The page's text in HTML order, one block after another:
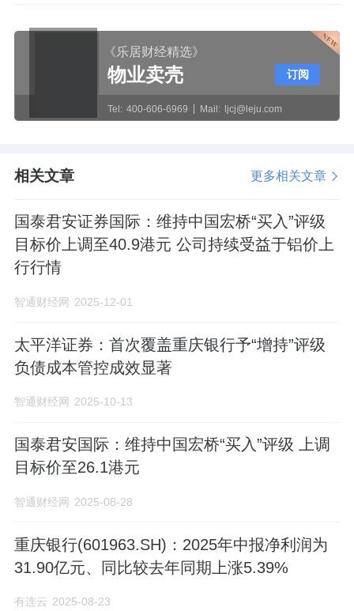
《乐居财经精选》
物业卖壳
Tel: 400-606-6969 Mail: ljcj@leju.com
订阅
相关文章 更多相关文章
国泰君安证券国际：维持中国宏桥“买入”评级
目标价上调至40.9港元 公司持续受益于铝价上
行行情
智通财经网 2025-12-01
太平洋证券：首次覆盖重庆银行予“增持”评级
负债成本管控成效显著
智通财经网 2025-10-13
国泰君安国际：维持中国宏桥“买入”评级 上调
目标价至26.1港元
智通财经网 2025-08-28
重庆银行(601963.SH)：2025年中报净利润为
31.90亿元、同比较去年同期上涨5.39%
有连云 2025-08-23